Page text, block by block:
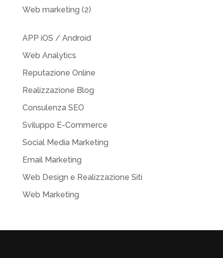
Web marketing (2)
APP iOS / Android
Web Analytics
Reputazione Online
Realizzazione Blog
Consulenza SEO
Sviluppo E-Commerce
Social Media Marketing
Email Marketing
Web Design e Realizzazione Siti
Web Marketing